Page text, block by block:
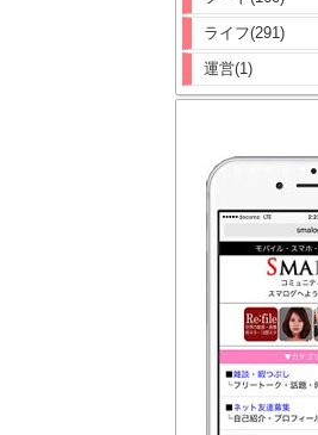
ライフ(291)
運営(1)